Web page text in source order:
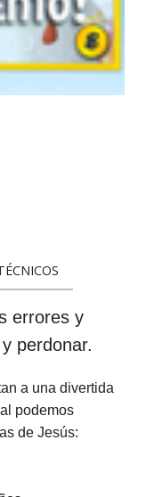
errores y
perdonar.
a una divertida
podemos
de Jesús: